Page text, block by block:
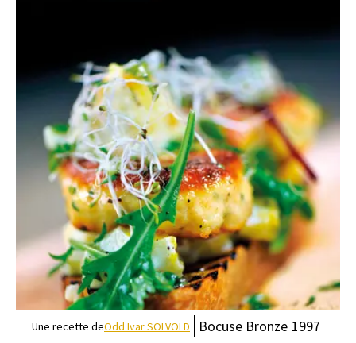
Une recette deOdd Ivar SOLVOLD Bocuse Bronze 1997